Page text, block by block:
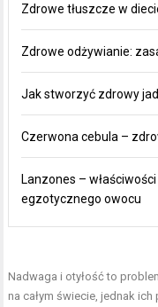
Zdrowe tłuszcze w
Zdrowe odżywianie:
Jak stworzyć zdrowy
Czerwona cebula –
Lanzones –
egzotycznego owocu
Nadwaga i otyłość to
na całym świecie, jednak